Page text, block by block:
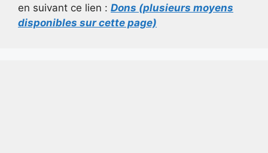
en suivant ce lien : Dons (plusieurs moyens
disponibles sur cette page)